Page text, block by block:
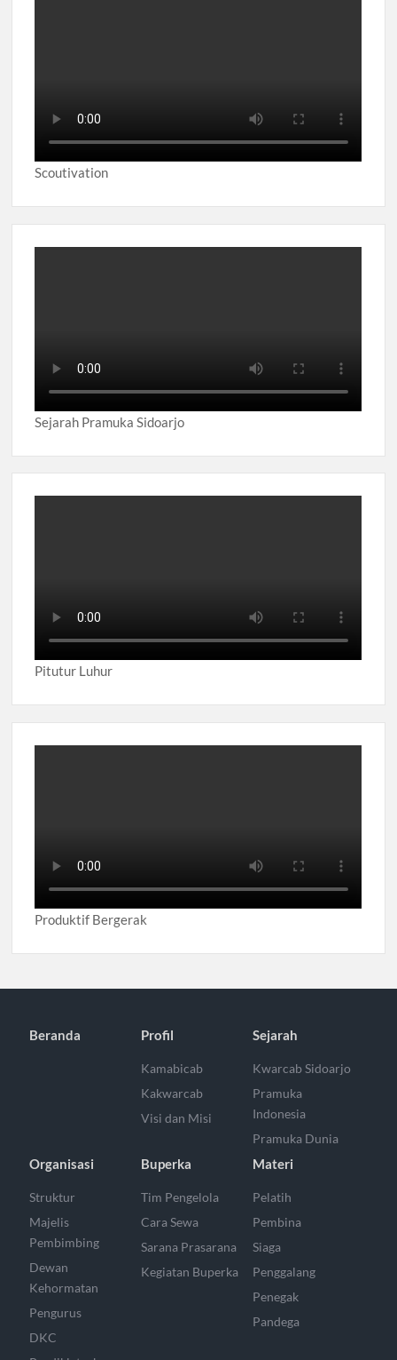
Scoutivation
Sejarah Pramuka Sidoarjo
Pitutur Luhur
Produktif Bergerak
Beranda Profil
Kamabicab
Kakwarcab
Visi dan Misi
Sejarah
Kwarcab Sidoarjo
Pramuka
Indonesia
Pramuka Dunia
Organisasi
Struktur
Majelis
Pembimbing
Dewan
Kehormatan
Pengurus
DKC
Buperka
Tim Pengelola
Cara Sewa
Sarana Prasarana
Kegiatan Buperka
Materi
Pelatih
Pembina
Siaga
Penggalang
Penegak
Pandega